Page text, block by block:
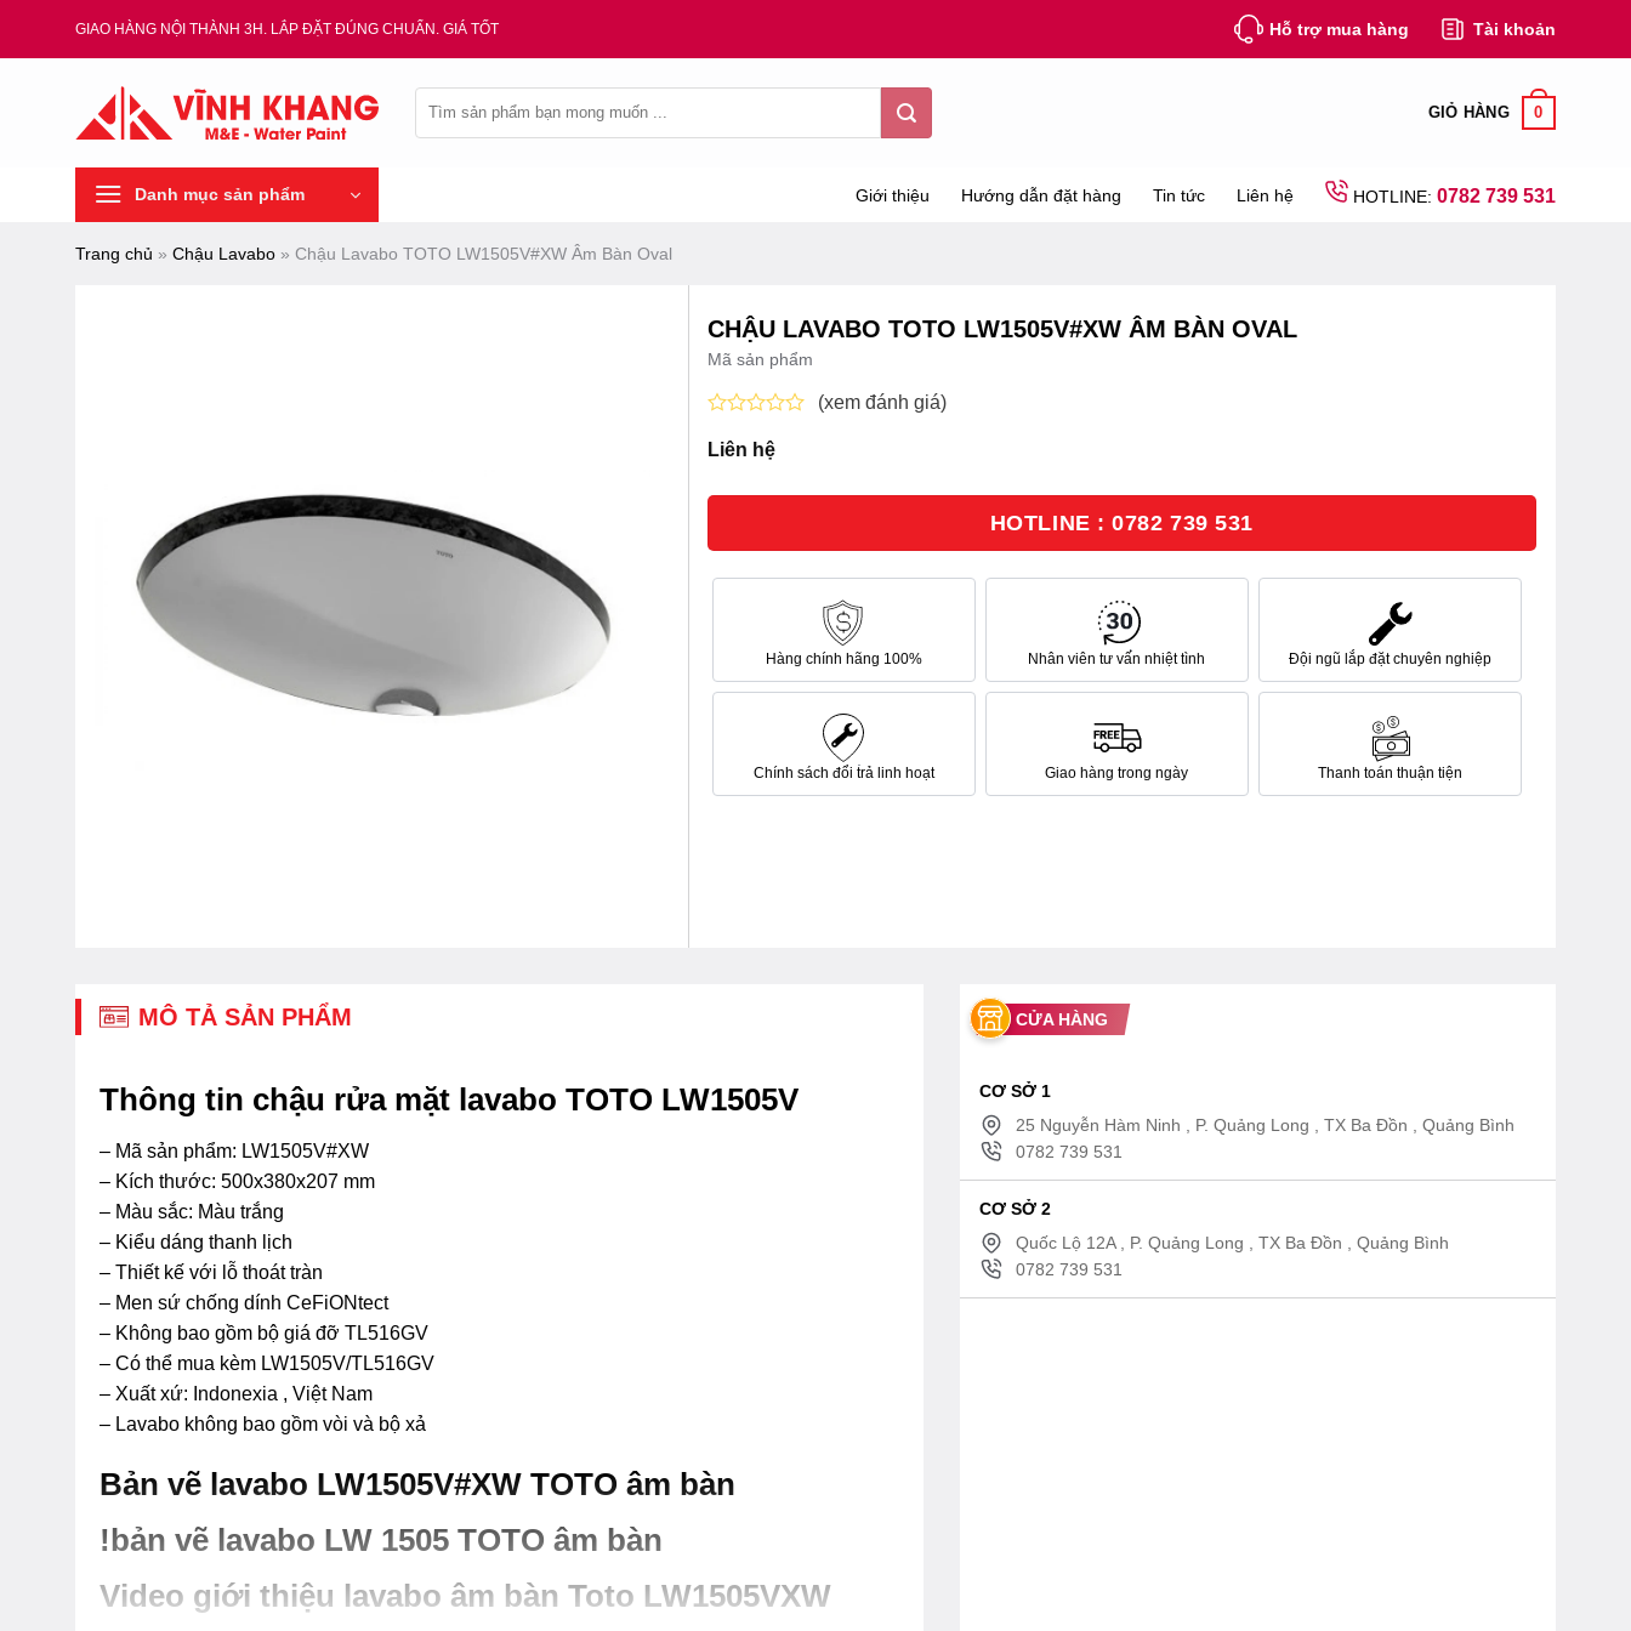
GIAO HÀNG NỘI THÀNH 3H. LẮP ĐẶT ĐÚNG CHUẨN. GIÁ TỐT Hỗ trợ mua hàng Tài khoản
kiếm:
GIỎ HÀNG 0
Danh mục sản phẩm Giới thiệu Hướng dẫn đặt hàng Tin tức Liên hệ HOTLINE: 0782 739 531
Trang chủ » Chậu Lavabo » Chậu Lavabo TOTO LW1505V#XW Âm Bàn Oval
CHẬU LAVABO TOTO LW1505V#XW ÂM BÀN OVAL
Mã sản phẩm
xếp
(xem đánh giá)
Liên hệ
HOTLINE : 0782 739 531
Hàng chính hãng 100% Nhân viên tư vấn nhiệt tình Đội ngũ lắp đặt chuyên nghiệp
Chính sách đổi trả linh hoạt Giao hàng trong ngày Thanh toán thuận tiện
MÔ TẢ SẢN PHẨM
Thông tin chậu rửa mặt lavabo TOTO LW1505V
– Mã sản phẩm: LW1505V#XW
– Kích thước: 500x380x207 mm
– Màu sắc: Màu trắng
– Kiểu dáng thanh lịch
– Thiết kế với lỗ thoát tràn
– Men sứ chống dính CeFiONtect
– Không bao gồm bộ giá đỡ TL516GV
– Có thể mua kèm LW1505V/TL516GV
– Xuất xứ: Indonexia , Việt Nam
– Lavabo không bao gồm vòi và bộ xả
Bản vẽ lavabo LW1505V#XW TOTO âm bàn
!bản vẽ lavabo LW 1505 TOTO âm bàn
Video giới thiệu lavabo âm bàn Toto LW1505VXW
CỬA HÀNG
CƠ SỞ 1
25 Nguyễn Hàm Ninh , P. Quảng Long , TX Ba Đồn , Quảng Bình
0782 739 531
CƠ SỞ 2
Quốc Lộ 12A , P. Quảng Long , TX Ba Đồn , Quảng Bình
0782 739 531